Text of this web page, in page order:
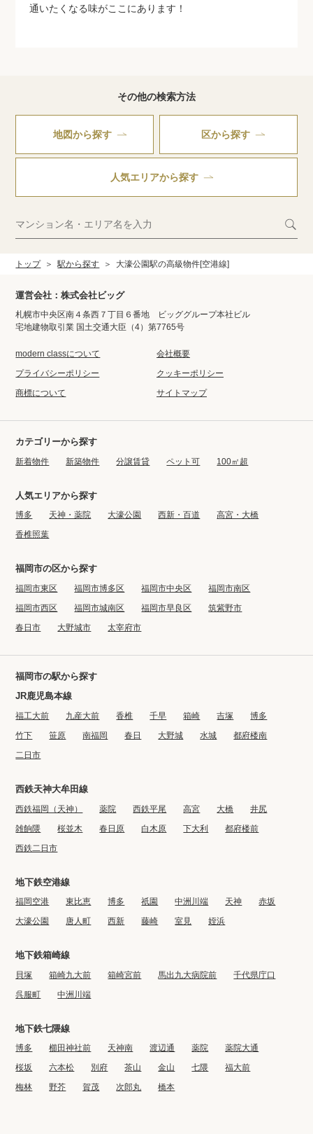
通いたくなる味がここにあります！
その他の検索方法
地図から探す 区から探す
人気エリアから探す
トップ 駅から探す 大濠公園駅の高級物件[空港線]
運営会社：株式会社ビッグ
札幌市中央区南４条西７丁目６番地 ビッググループ本社ビル
宅地建物取引業 国土交通大臣（4）第7765号
modern classについて
会社概要
プライバシーポリシー
クッキーポリシー
商標について
サイトマップ
カテゴリーから探す
新着物件 新築物件 分譲賃貸 ペット可 100㎡超
人気エリアから探す
博多 天神・薬院 大濠公園 西新・百道
高宮・大橋
香椎照葉
福岡市の区から探す
福岡市東区 福岡市博多区 福岡市中央区
福岡市南区
福岡市西区
福岡市城南区 福岡市早良区
筑紫野市
春日市
大野城市 太宰府市
福岡市の駅から探す
JR鹿児島本線
福工大前 九産大前 香椎 千早 箱崎 吉塚
博多
竹下
笹原 南福岡 春日 大野城 水城
都府楼南
二日市
西鉄天神大牟田線
西鉄福岡（天神） 薬院 西鉄平尾 高宮 大橋
井尻
雑餉隈
桜並木 春日原 白木原 下大利
都府楼前
西鉄二日市
地下鉄空港線
福岡空港 東比恵 博多 祇園 中洲川端 天神
赤坂
大濠公園
唐人町 西新 藤崎 室見 姪浜
地下鉄箱崎線
貝塚 箱崎九大前 箱崎宮前 馬出九大病院前
千代県庁口
呉服町
中洲川端
地下鉄七隈線
博多 櫛田神社前 天神南 渡辺通 薬院
薬院大通
桜坂
六本松 別府 茶山 金山 七隈
福大前
梅林
野芥 賀茂 次郎丸 橋本